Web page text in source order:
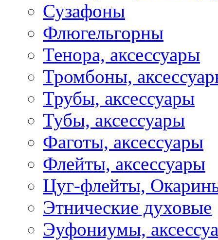
Сузафоны
Флюгельгорны
Тенора, аксессуары
Тромбоны,
Трубы, аксессуары
Тубы, аксессуары
Фаготы, аксессуары
Флейты, аксессуары
Цуг-флейты,
Этнические духовые
Эуфониумы,